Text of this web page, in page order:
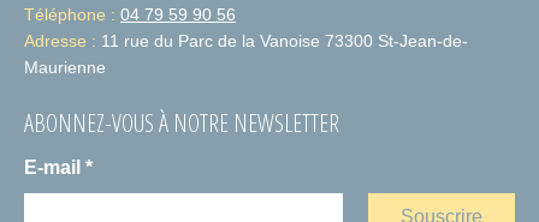
Téléphone : 04 79 59 90 56
Adresse : 11 rue du Parc de la Vanoise 73300 St-Jean-de-
Maurienne
ABONNEZ-VOUS À NOTRE NEWSLETTER
E-mail *